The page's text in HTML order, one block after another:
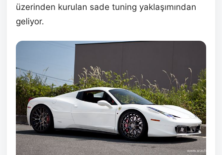
üzerinden kurulan sade tuning yaklaşımından
geliyor.